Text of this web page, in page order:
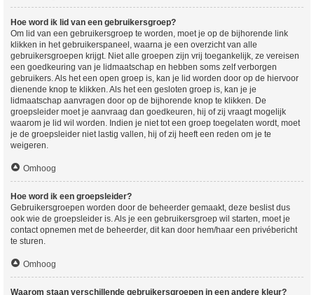
Hoe word ik lid van een gebruikersgroep?
Om lid van een gebruikersgroep te worden, moet je op de bijhorende link
klikken in het gebruikerspaneel, waarna je een overzicht van alle
gebruikersgroepen krijgt. Niet alle groepen zijn vrij toegankelijk, ze vereisen
een goedkeuring van je lidmaatschap en hebben soms zelf verborgen
gebruikers. Als het een open groep is, kan je lid worden door op de hiervoor
dienende knop te klikken. Als het een gesloten groep is, kan je je
lidmaatschap aanvragen door op de bijhorende knop te klikken. De
groepsleider moet je aanvraag dan goedkeuren, hij of zij vraagt mogelijk
waarom je lid wil worden. Indien je niet tot een groep toegelaten wordt, moet
je de groepsleider niet lastig vallen, hij of zij heeft een reden om je te
weigeren.
Omhoog
Hoe word ik een groepsleider?
Gebruikersgroepen worden door de beheerder gemaakt, deze beslist dus
ook wie de groepsleider is. Als je een gebruikersgroep wil starten, moet je
contact opnemen met de beheerder, dit kan door hem/haar een privébericht
te sturen.
Omhoog
Waarom staan verschillende gebruikersgroepen in een andere kleur?